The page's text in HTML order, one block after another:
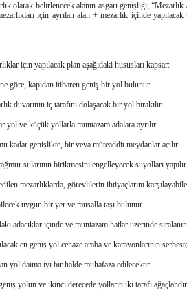
olarak belirlenecek alanın asgari genişliği;
için ayrılan alan + mezarlık içinde
için yapılacak plan aşağıdaki hususları kapsar:
göre, kapıdan itibaren geniş bir yol bulunur.
duvarının iç tarafını dolaşacak bir yol bırakılır.
yol ve küçük yollarla muntazam adalara ayrılır.
kadar genişlikte, bir veya müteaddit meydanlar açılır.
sularının birikmesini engelleyecek suyolları
mezarlıklarda, görevlilerin ihtiyaçlarını
uygun bir yer ve musalla taşı bulunur.
adacıklar içinde ve muntazam hatlar üzerinde
en geniş yol cenaze araba ve kamyonlarının
yol daima iyi bir halde muhafaza edilecektir.
yolun ve ikinci derecede yolların iki tarafı